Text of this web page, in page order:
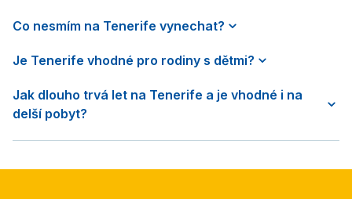
Co nesmím na Tenerife vynechat?
Je Tenerife vhodné pro rodiny s dětmi?
Jak dlouho trvá let na Tenerife a je vhodné i na
delší pobyt?